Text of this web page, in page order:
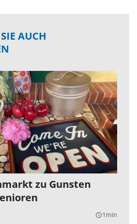
AUCH
zu Gunsten
query_builder1min